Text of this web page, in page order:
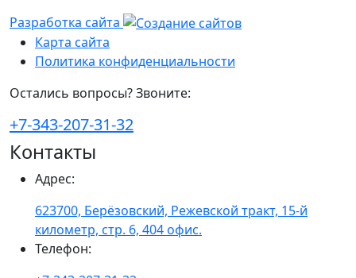
Разработка сайта
Карта сайта
Политика конфиденциальности
Остались вопросы? Звоните:
+7-343-207-31-32
Контакты
Адрес:
623700, Берёзовский, Режевской тракт, 15-й
километр, стр. 6, 404 офис.
Телефон: